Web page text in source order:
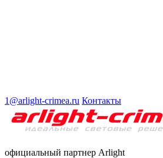
1@arlight-crimea.ru Контакты
официальный партнер Arlight